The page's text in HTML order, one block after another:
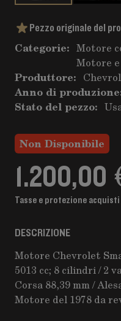
Pezzo originale del
Categorie: Motore
Motore
Produttore:
Anno di
Stato del pezzo:
Non Disponibile
1.200,00
Tasse e protezione
DESCRIZIONE
Motore Chevrolet
5013 cc; 8 cilindri / 2
Corsa 88,39 mm /
Motore del 1978 da